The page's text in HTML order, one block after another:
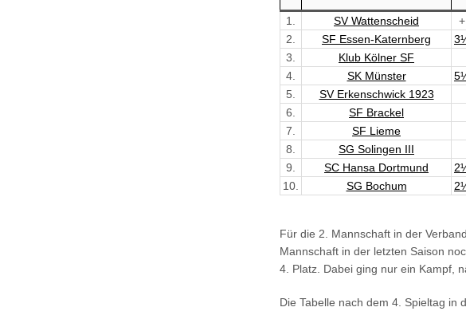
1. SV Wattenscheid +
2.
SF Essen-Katernberg
3.
Klub Kölner SF
4.
SK Münster
5.
SV Erkenschwick 1923
6.
SF Brackel
7.
SF Lieme
8.
SG Solingen III
9.
SC Hansa Dortmund
10.
SG Bochum
Für die 2. Mannschaft in der
Mannschaft in der letzten Saison
4. Platz. Dabei ging nur ein Kampf,
Die Tabelle nach dem 4. Spieltag in